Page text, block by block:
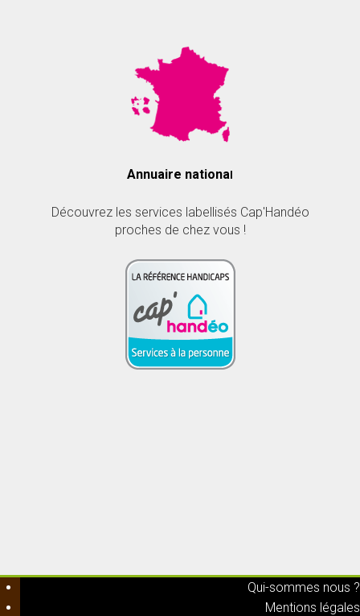
Annuaire national
Découvrez les services labellisés Cap'Handéo
proches de chez vous !
Qui-sommes nous ?
Mentions légales